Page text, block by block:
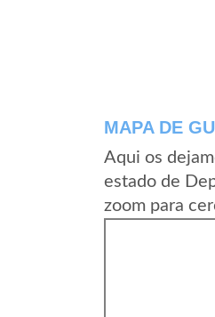
MAPA DE
Aqui os
estado de
zoom para